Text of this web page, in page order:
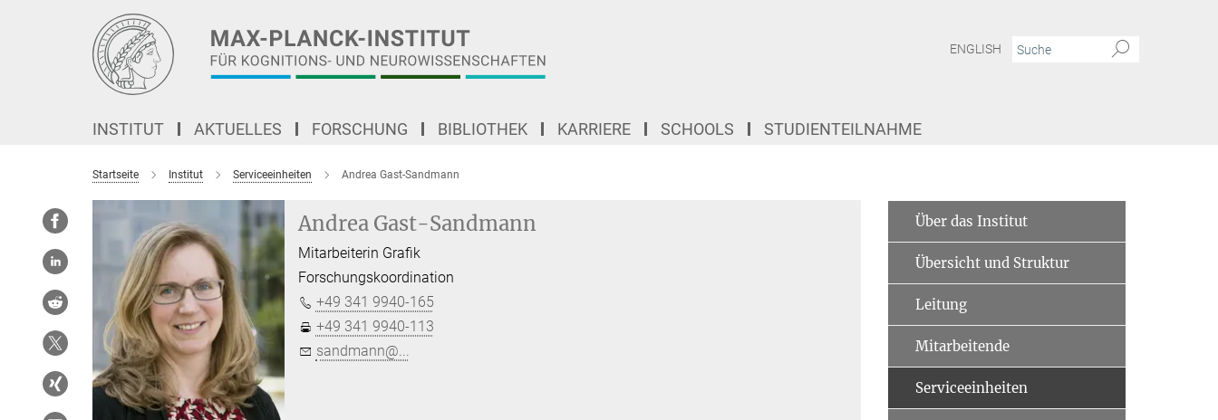
ENGLISH
INSTITUT AKTUELLES FORSCHUNG BIBLIOTHEK KARRIERE SCHOOLS STUDIENTEILNAHME
Startseite Institut Serviceeinheiten Andrea Gast-Sandmann
Andrea Gast-Sandmann
Mitarbeiterin Grafik
Forschungskoordination
+49 341 9940-165
+49 341 9940-113
sandmann@...
Über das Institut
Übersicht und Struktur
Leitung
Mitarbeitende
Serviceeinheiten